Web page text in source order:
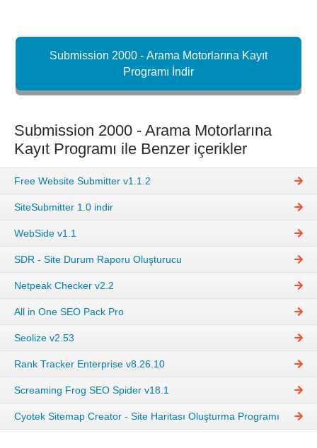
Submission 2000 - Arama Motorlarına Kayıt
Programı İndir
Submission 2000 - Arama Motorlarına
Kayıt Programı ile Benzer içerikler
Free Website Submitter v1.1.2
SiteSubmitter 1.0 indir
WebSide v1.1
SDR - Site Durum Raporu Oluşturucu
Netpeak Checker v2.2
All in One SEO Pack Pro
Seolize v2.53
Rank Tracker Enterprise v8.26.10
Screaming Frog SEO Spider v18.1
Cyotek Sitemap Creator - Site Haritası Oluşturma Programı